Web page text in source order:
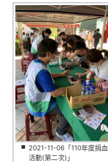
2021-11-06「110年度捐血
活動(第二次)」